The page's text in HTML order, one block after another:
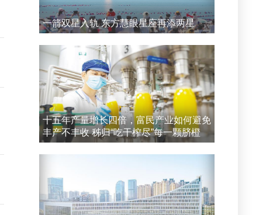
一箭双星入轨 东方慧眼星座再添两星
十五年产量增长四倍，富民产业如何避免
丰产不丰收 秭归“吃干榨尽”每一颗脐橙